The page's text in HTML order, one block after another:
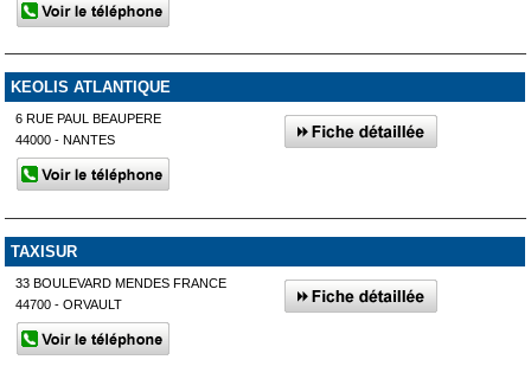
KEOLIS ATLANTIQUE
6 RUE PAUL BEAUPERE
44000 - NANTES
TAXISUR
33 BOULEVARD MENDES FRANCE
44700 - ORVAULT